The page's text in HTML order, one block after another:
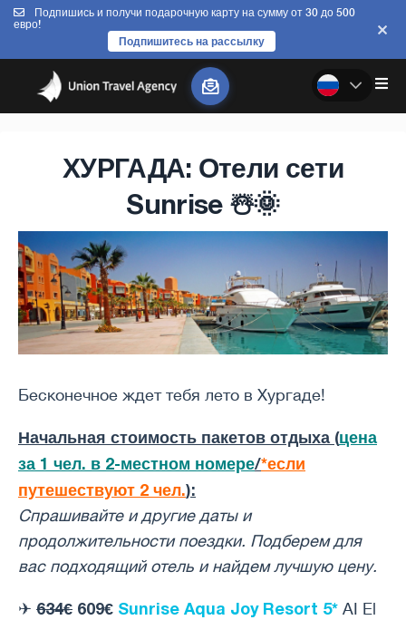
Подпишись и получи подарочную карту на сумму от 30 до 500
евро!
Подпишитесь на рассылку
ХУРГАДА: Отели сети
Sunrise ☃️🌞
Бесконечное ждет тебя лето в Хургаде!
Начальная стоимость пакетов отдыха (цена
за 1 чел. в 2-местном номере/*если
путешествуют 2 чел.):
Спрашивайте и другие даты и ​​
продолжительности поездки. Подберем для
вас подходящий отель и найдем лучшую цену.
✈ 634€ 609€ Sunrise Aqua Joy Resort 5* AI El